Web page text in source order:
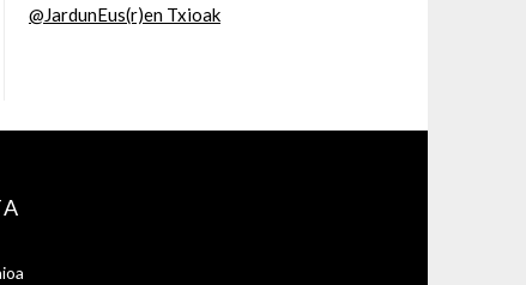
@JardunEus(r)en Txioak